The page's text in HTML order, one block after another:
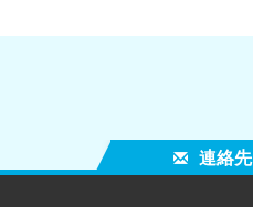
連絡先